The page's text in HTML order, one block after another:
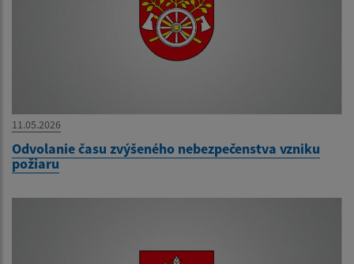
11.05.2026
Odvolanie času zvýšeného nebezpečenstva vzniku
požiaru